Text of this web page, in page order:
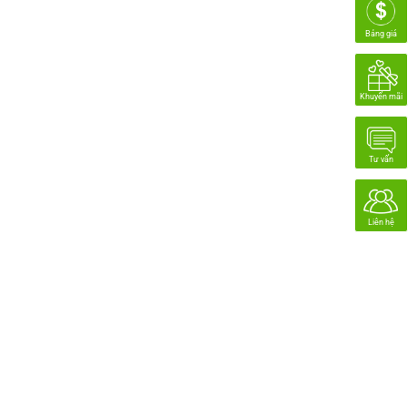
Bảng giá
Khuyến mãi
Tư vấn
Liên hệ